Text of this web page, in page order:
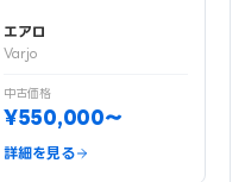
エアロ
Varjo
中古価格
¥550,000〜
詳細を見る